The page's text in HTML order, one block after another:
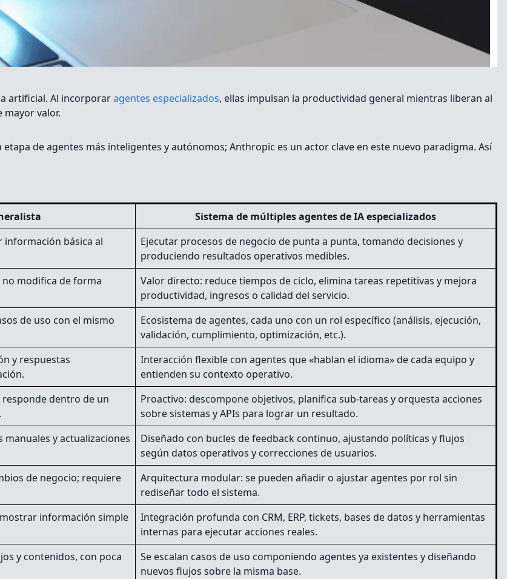
artificial. Al incorporaragentes especializados, ellas impulsan la productividad general mientras liberan al
valor.
de agentes más inteligentes y autónomos; Anthropic es un actor clave en este nuevo paradigma. Así
Sistema de múltiples agentes de IA especializados
información básica al
Ejecutar procesos de negocio de punta a punta, tomando decisiones y
produciendo resultados operativos medibles.
modifica de forma
Valor directo: reduce tiempos de ciclo, elimina tareas repetitivas y mejora
productividad, ingresos o calidad del servicio.
de uso con el mismo
Ecosistema de agentes, cada uno con un rol específico (análisis, ejecución,
validación, cumplimiento, optimización, etc.).
y respuestas
Interacción flexible con agentes que «hablan el idioma» de cada equipo y
entienden su contexto operativo.
responde dentro de un
Proactivo: descompone objetivos, planifica sub-tareas y orquesta acciones
sobre sistemas y APIs para lograr un resultado.
y actualizaciones
Diseñado con bucles de feedback continuo, ajustando políticas y flujos
según datos operativos y correcciones de usuarios.
de negocio; requiere
Arquitectura modular: se pueden añadir o ajustar agentes por rol sin
rediseñar todo el sistema.
información simple
Integración profunda con CRM, ERP, tickets, bases de datos y herramientas
internas para ejecutar acciones reales.
y contenidos, con poca
Se escalan casos de uso componiendo agentes ya existentes y diseñando
nuevos flujos sobre la misma base.